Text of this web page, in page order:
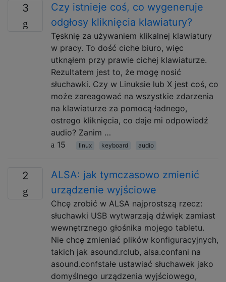
3
Czy istnieje coś, co wygeneruje
odgłosy kliknięcia klawiatury?
Tęsknię za używaniem klikalnej klawiatury
w pracy. To dość ciche biuro, więc
utknąłem przy prawie cichej klawiaturze.
Rezultatem jest to, że mogę nosić
słuchawki. Czy w Linuksie lub X jest coś, co
może zareagować na wszystkie zdarzenia
na klawiaturze za pomocą ładnego,
ostrego kliknięcia, co daje mi odpowiedź
audio? Zanim …
15
linux keyboard audio
2
ALSA: jak tymczasowo zmienić
urządzenie wyjściowe
Chcę zrobić w ALSA najprostszą rzecz:
słuchawki USB wytwarzają dźwięk zamiast
wewnętrznego głośnika mojego tabletu.
Nie chcę zmieniać plików konfiguracyjnych,
takich jak asound.rclub, alsa.confani na
asound.confstałe ustawiać słuchawek jako
domyślnego urządzenia wyjściowego,